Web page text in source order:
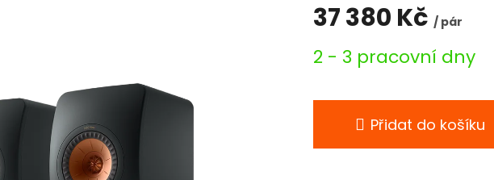
37 380 Kč / pár
cena:
2 - 3 pracovní dny
Přidat do košíku